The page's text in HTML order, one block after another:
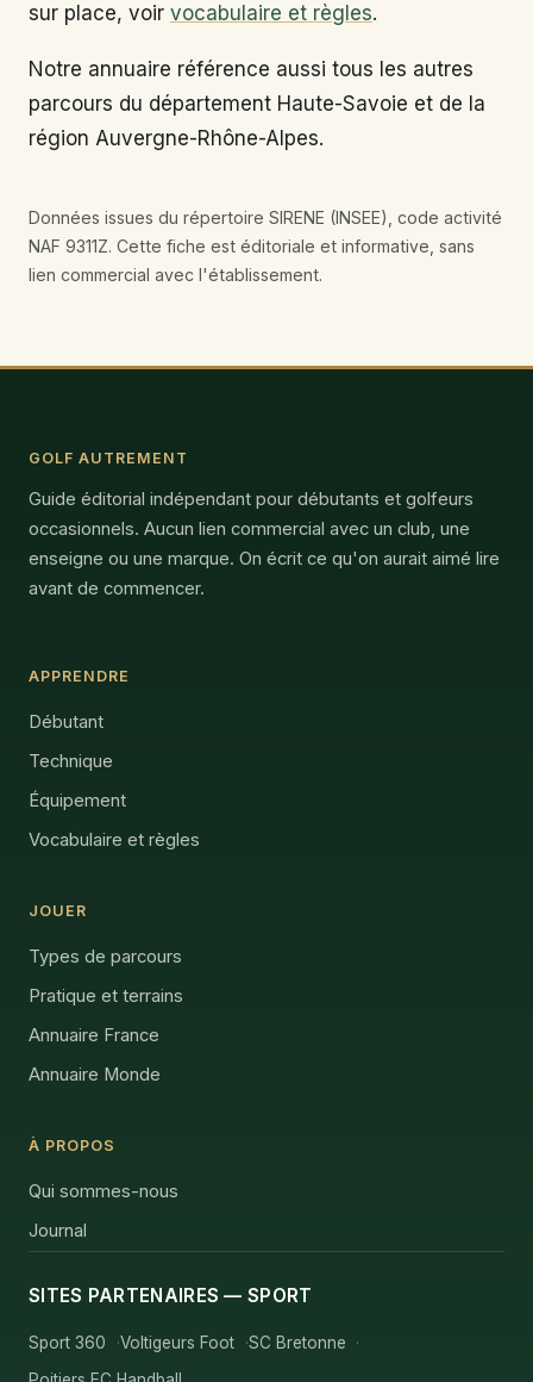
sur place, voir vocabulaire et règles.
Notre annuaire référence aussi tous les autres
parcours du département Haute-Savoie et de la
région Auvergne-Rhône-Alpes.
Données issues du répertoire SIRENE (INSEE), code activité
NAF 9311Z. Cette fiche est éditoriale et informative, sans
lien commercial avec l'établissement.
GOLF AUTREMENT
Guide éditorial indépendant pour débutants et golfeurs
occasionnels. Aucun lien commercial avec un club, une
enseigne ou une marque. On écrit ce qu'on aurait aimé lire
avant de commencer.
APPRENDRE
Débutant
Technique
Équipement
Vocabulaire et règles
JOUER
Types de parcours
Pratique et terrains
Annuaire France
Annuaire Monde
À PROPOS
Qui sommes-nous
Journal
SITES PARTENAIRES — SPORT
Sport 360 Voltigeurs Foot
SC Bretonne